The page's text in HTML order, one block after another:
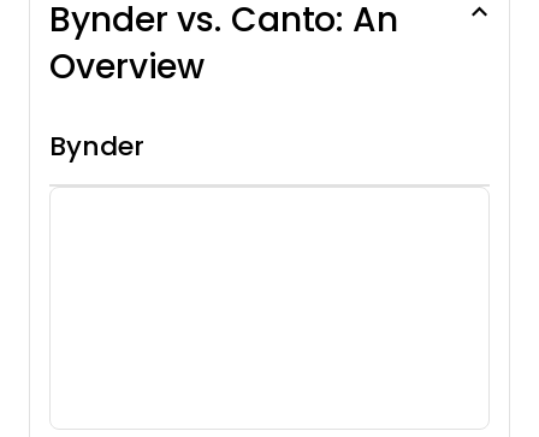
Bynder vs. Canto: An
Overview
Bynder